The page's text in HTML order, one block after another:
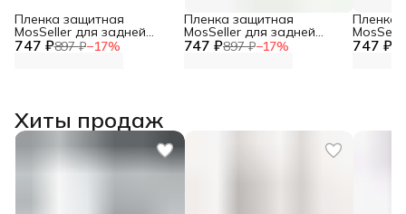
747 ₽897 ₽−17%
Пленка защитная
MosSeller для задней
панели для Xiaomi 15 747 ₽897 ₽−17%
Пленка защитная
MosSeller для задней
панели для Apple iPhone 747 ₽
Пленка
панели
Хиты продаж